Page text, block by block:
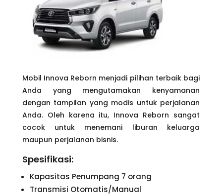
Mobil Innova Reborn menjadi pilihan terbaik bagi
Anda yang mengutamakan kenyamanan
dengan tampilan yang modis untuk perjalanan
Anda. Oleh karena itu, Innova Reborn sangat
cocok untuk menemani liburan keluarga
maupun perjalanan bisnis.
Spesifikasi:
Kapasitas Penumpang 7 orang
Transmisi Otomatis/Manual